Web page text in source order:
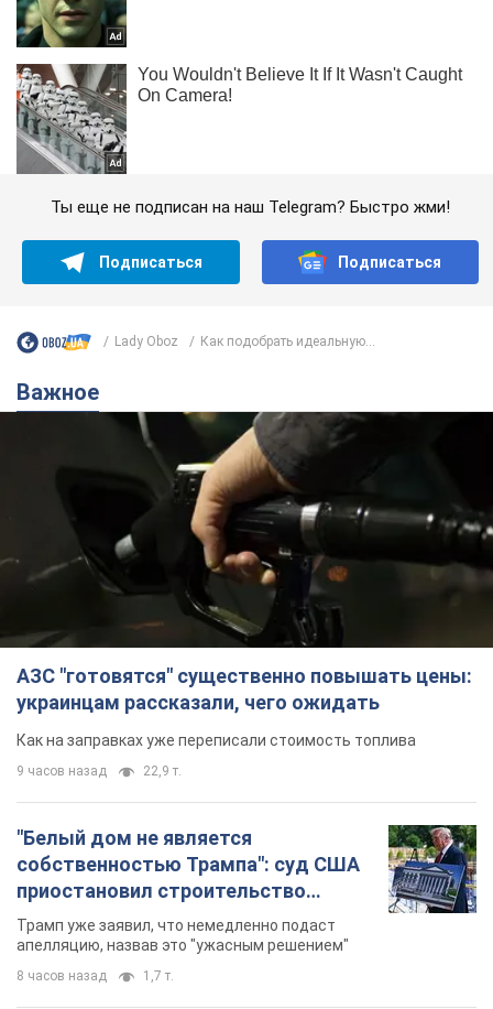
Ты еще не подписан на наш Telegram? Быстро жми!
Подписаться Подписаться
Lady Oboz Как подобрать идеальную...
Важное
АЗС "готовятся" существенно повышать цены:
украинцам рассказали, чего ожидать
Как на заправках уже переписали стоимость топлива
9 часов назад 22,9 т.
"Белый дом не является
собственностью Трампа": суд США
приостановил строительство
бального зала стоимостью 400 млн
долларов
Трамп уже заявил, что немедленно подаст
апелляцию, назвав это "ужасным решением"
8 часов назад 1,7 т.